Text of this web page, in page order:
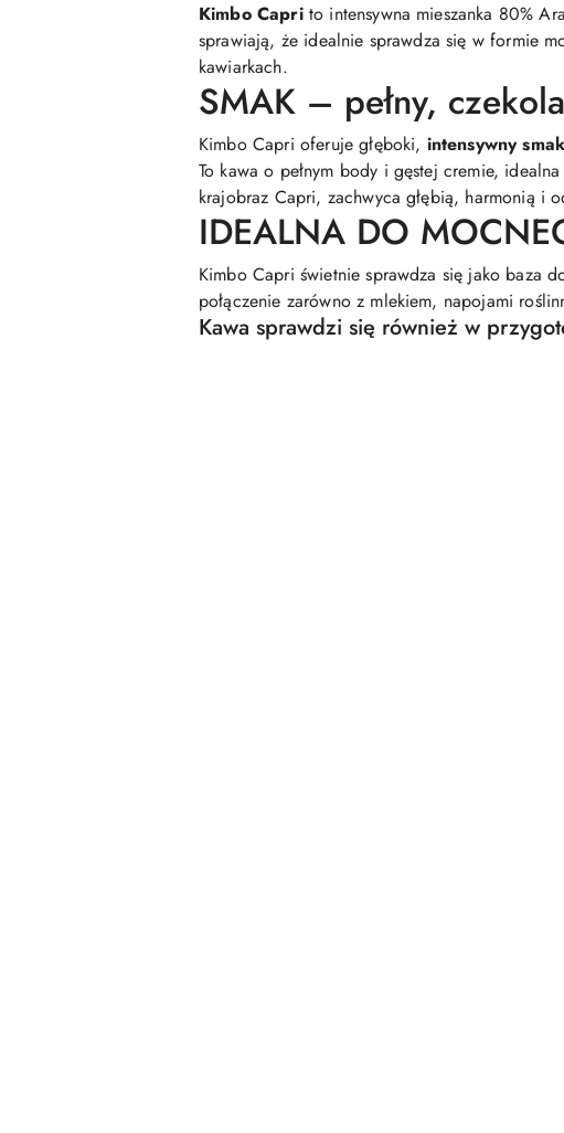
Kimbo Capri to intensywna mieszanka 80%
sprawiają, że idealnie sprawdza się w formie
kawiarkach.
SMAK – pełny,
Kimbo Capri oferuje głęboki, intensywny
To kawa o pełnym body i gęstej cremie,
krajobraz Capri, zachwyca głębią, harmonią i
IDEALNA DO
Kimbo Capri świetnie sprawdza się jako baza
połączenie zarówno z mlekiem, napojami
Kawa sprawdzi się również w